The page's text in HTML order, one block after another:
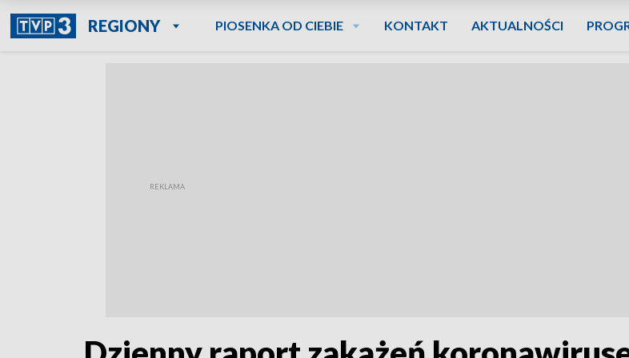
REGIONY PIOSENKA OD CIEBIE KONTAKT AKTUALNOŚCI